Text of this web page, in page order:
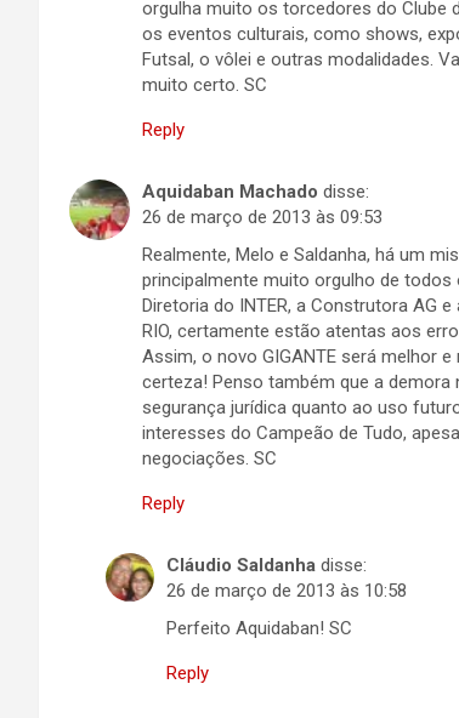
orgulha muito os torcedores do Clube
os eventos culturais, como shows,
Futsal, o vôlei e outras modalidades.
muito certo. SC
Reply
Aquidaban Machado disse:
26 de março de 2013 às 09:53
Realmente, Melo e Saldanha, há um
principalmente muito orgulho de
Diretoria do INTER, a Construtora AG
RIO, certamente estão atentas aos
Assim, o novo GIGANTE será melhor
certeza! Penso também que a demora
segurança jurídica quanto ao uso
interesses do Campeão de Tudo,
negociações. SC
Reply
Cláudio Saldanha disse:
26 de março de 2013 às 10:58
Perfeito Aquidaban! SC
Reply